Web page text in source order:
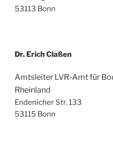
53113 Bonn
Dr. Erich Claßen
Amtsleiter LVR-Amt für
Rheinland
Endenicher Str. 133
53115 Bonn